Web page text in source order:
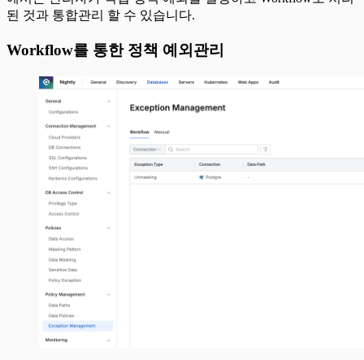
된 것과 통합관리 할 수 있습니다.
Workflow를 통한 정책 예외관리